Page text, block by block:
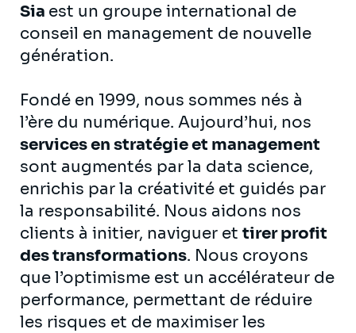
Sia est un groupe international de
conseil en management de nouvelle
génération.
Fondé en 1999, nous sommes nés à
l’ère du numérique. Aujourd’hui, nos
services en stratégie et management
sont augmentés par la data science,
enrichis par la créativité et guidés par
la responsabilité. Nous aidons nos
clients à initier, naviguer et tirer profit
des transformations. Nous croyons
que l’optimisme est un accélérateur de
performance, permettant de réduire
les risques et de maximiser les